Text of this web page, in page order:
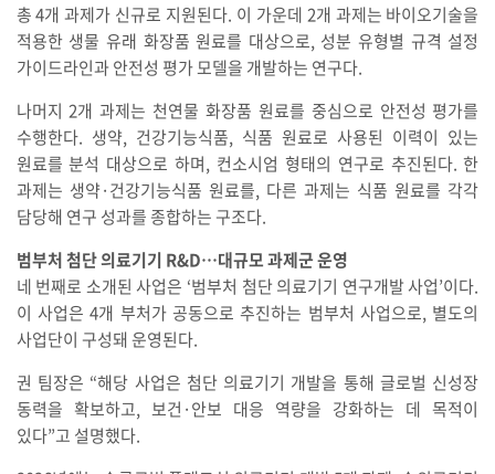
총 4개 과제가 신규로 지원된다. 이 가운데 2개 과제는 바이오기술을
적용한 생물 유래 화장품 원료를 대상으로, 성분 유형별 규격 설정
가이드라인과 안전성 평가 모델을 개발하는 연구다.
나머지 2개 과제는 천연물 화장품 원료를 중심으로 안전성 평가를
수행한다. 생약, 건강기능식품, 식품 원료로 사용된 이력이 있는
원료를 분석 대상으로 하며, 컨소시엄 형태의 연구로 추진된다. 한
과제는 생약·건강기능식품 원료를, 다른 과제는 식품 원료를 각각
담당해 연구 성과를 종합하는 구조다.
범부처 첨단 의료기기 R&D…대규모 과제군 운영
네 번째로 소개된 사업은 ‘범부처 첨단 의료기기 연구개발 사업’이다.
이 사업은 4개 부처가 공동으로 추진하는 범부처 사업으로, 별도의
사업단이 구성돼 운영된다.
권 팀장은 “해당 사업은 첨단 의료기기 개발을 통해 글로벌 신성장
동력을 확보하고, 보건·안보 대응 역량을 강화하는 데 목적이
있다”고 설명했다.